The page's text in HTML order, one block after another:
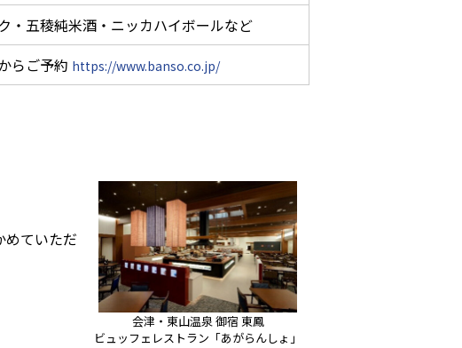
・五稜純米酒・ニッカハイボールなど
らご予約 https://www.banso.co.jp/
めていただ
会津・東山温泉 御宿 東鳳
ビュッフェレストラン「あがらんしょ」